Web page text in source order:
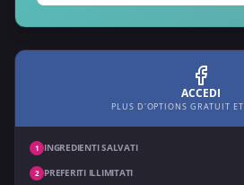
ACCEDI
PLUS D'OPTIONS GRATUIT
1 INGREDIENTI SALVATI
2 PREFERITI ILLIMITATI